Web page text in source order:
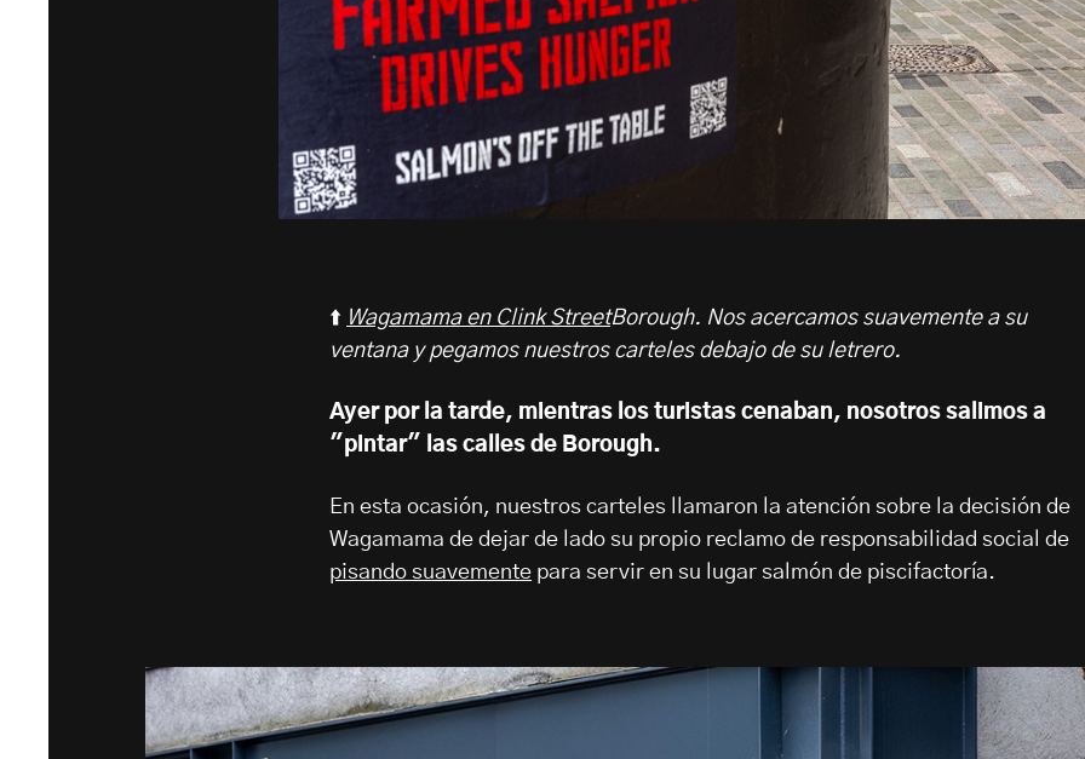
⬆️ Wagamama en Clink StreetBorough. Nos acercamos suavemente a su
ventana y pegamos nuestros carteles debajo de su letrero.
Ayer por la tarde, mientras los turistas cenaban, nosotros salimos a
"pintar" las calles de Borough.
En esta ocasión, nuestros carteles llamaron la atención sobre la decisión de
Wagamama de dejar de lado su propio reclamo de responsabilidad social de
pisando suavemente para servir en su lugar salmón de piscifactoría.